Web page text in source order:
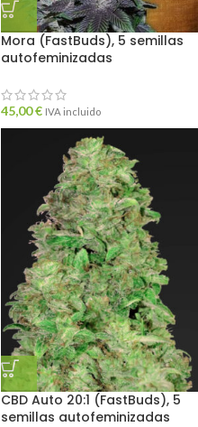
Mora (FastBuds), 5 semillas
autofeminizadas
45,00€ IVA incluido
CBD Auto 20:1 (FastBuds), 5
semillas autofeminizadas